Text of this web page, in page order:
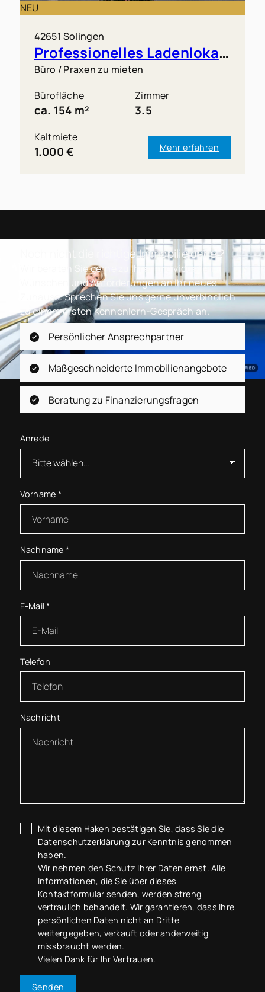
NEU
42651 Solingen
Professionelles Ladenlokal in Solingen-Mitte
Büro / Praxen zu mieten
Bürofläche
ca. 154 m²
Zimmer
3.5
Kaltmiete
1.000 € Mehr erfahren
Noch nicht die richtige Immobilie dabei?
Wir beraten Sie gerne zu Ihren individuellen
Wünschen und Anforderungen an Ihr neues
Zuhause. Sprechen Sie uns gerne unverbindlich
zu einem ersten Kennenlern-Gespräch an.
Persönlicher Ansprechpartner
Maßgeschneiderte Immobilienangebote
Beratung zu Finanzierungsfragen
Anrede
Vorname *
Nachname *
E-Mail*
Telefon
Nachricht
Mit diesem Haken bestätigen Sie, dass Sie die
Datenschutzerklärung zur Kenntnis genommen
haben.
Wir nehmen den Schutz Ihrer Daten ernst. Alle
Informationen, die Sie über dieses
Kontaktformular senden, werden streng
vertraulich behandelt. Wir garantieren, dass Ihre
persönlichen Daten nicht an Dritte
weitergegeben, verkauft oder anderweitig
missbraucht werden.
Vielen Dank für Ihr Vertrauen.
Senden